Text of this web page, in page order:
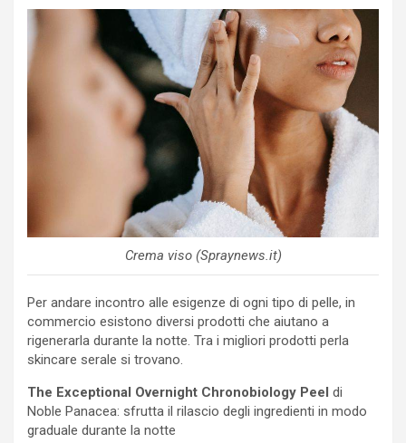
Crema viso (Spraynews.it)
Per andare incontro alle esigenze di ogni tipo di pelle, in
commercio esistono diversi prodotti che aiutano a
rigenerarla durante la notte. Tra i migliori prodotti perla
skincare serale si trovano.
The Exceptional Overnight Chronobiology Peel di
Noble Panacea: sfrutta il rilascio degli ingredienti in modo
graduale durante la notte